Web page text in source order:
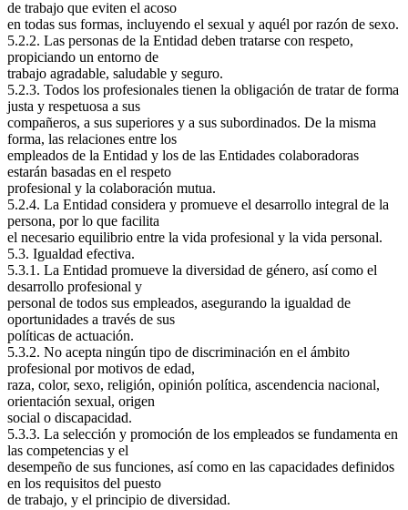
de trabajo que eviten el acoso
en todas sus formas, incluyendo el sexual y aquél por razón de sexo.
5.2.2. Las personas de la Entidad deben tratarse con respeto,
propiciando un entorno de
trabajo agradable, saludable y seguro.
5.2.3. Todos los profesionales tienen la obligación de tratar de forma
justa y respetuosa a sus
compañeros, a sus superiores y a sus subordinados. De la misma
forma, las relaciones entre los
empleados de la Entidad y los de las Entidades colaboradoras
estarán basadas en el respeto
profesional y la colaboración mutua.
5.2.4. La Entidad considera y promueve el desarrollo integral de la
persona, por lo que facilita
el necesario equilibrio entre la vida profesional y la vida personal.
5.3. Igualdad efectiva.
5.3.1. La Entidad promueve la diversidad de género, así como el
desarrollo profesional y
personal de todos sus empleados, asegurando la igualdad de
oportunidades a través de sus
políticas de actuación.
5.3.2. No acepta ningún tipo de discriminación en el ámbito
profesional por motivos de edad,
raza, color, sexo, religión, opinión política, ascendencia nacional,
orientación sexual, origen
social o discapacidad.
5.3.3. La selección y promoción de los empleados se fundamenta en
las competencias y el
desempeño de sus funciones, así como en las capacidades definidos
en los requisitos del puesto
de trabajo, y el principio de diversidad.